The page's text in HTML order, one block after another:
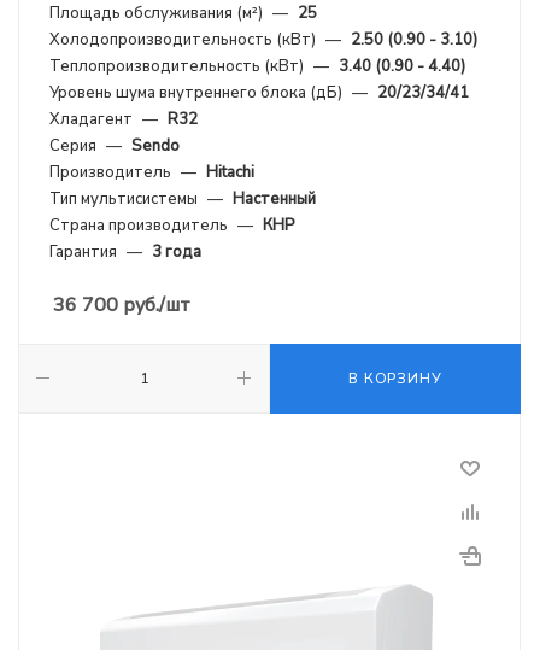
Площадь обслуживания (м²) — 25
Холодопроизводительность (кВт) — 2.50 (0.90 - 3.10)
Теплопроизводительность (кВт) — 3.40 (0.90 - 4.40)
Уровень шума внутреннего блока (дБ) — 20/23/34/41
Хладагент — R32
Серия — Sendo
Производитель — Hitachi
Тип мультисистемы — Настенный
Страна производитель — КНР
Гарантия — 3 года
36 700 руб./шт
В КОРЗИНУ